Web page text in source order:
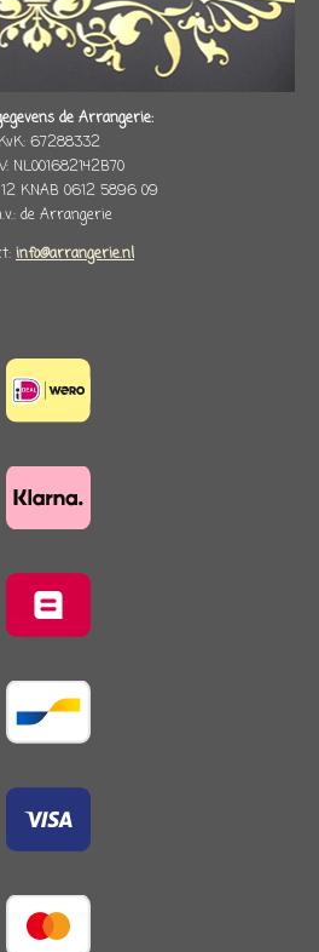
de Arrangerie:
KvK: 67288332
NL001682142B70
KNAB 0612 5896 09
de Arrangerie
info@arrangerie.nl